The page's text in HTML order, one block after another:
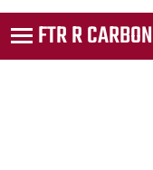
FTR R CARBON